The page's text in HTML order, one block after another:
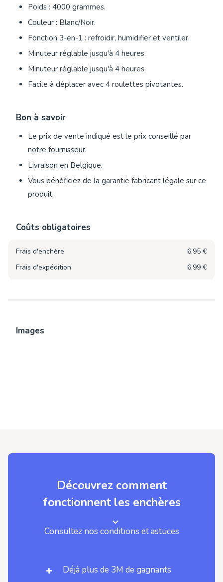
Poids : 4000 grammes.
Couleur : Blanc/Noir.
Fonction 3-en-1 : refroidir, humidifier et ventiler.
Minuteur réglable jusqu'à 4 heures.
Minuteur réglable jusqu'à 4 heures.
Facile à déplacer avec 4 roulettes pivotantes.
Bon à savoir
Le prix de vente indiqué est le prix conseillé par
notre fournisseur.
Livraison en Belgique.
Vous bénéficiez de la garantie fabricant légale sur ce
produit.
Coûts obligatoires
Frais d'enchère
6,95 €
Frais d'expédition
6,99 €
Images
Découvrez comment
fonctionnent les enchères
Consultez nos conditions et astuces
Déjà plus de 3M de gagnants